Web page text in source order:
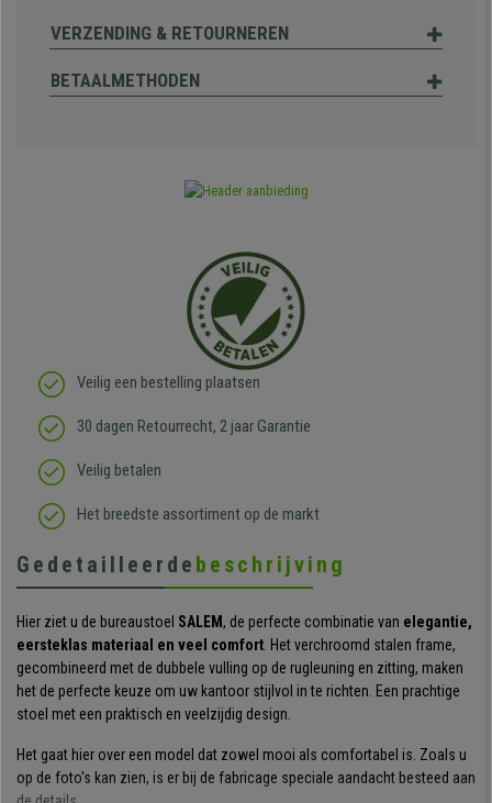
VERZENDING & RETOURNEREN
BETAALMETHODEN
Veilig een bestelling plaatsen
30 dagen Retourrecht, 2 jaar Garantie
Veilig betalen
Het breedste assortiment op de markt
Gedetailleerde beschrijving
Hier ziet u de bureaustoel SALEM, de perfecte combinatie van elegantie,
eersteklas materiaal en veel comfort. Het verchroomd stalen frame,
gecombineerd met de dubbele vulling op de rugleuning en zitting, maken
het de perfecte keuze om uw kantoor stijlvol in te richten. Een prachtige
stoel met een praktisch en veelzijdig design.
Het gaat hier over een model dat zowel mooi als comfortabel is. Zoals u
op de foto's kan zien, is er bij de fabricage speciale aandacht besteed aan